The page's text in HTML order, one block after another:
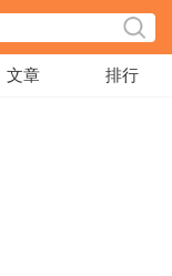
文章 排行